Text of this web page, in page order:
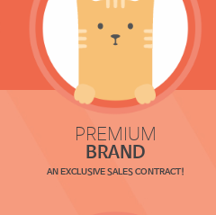
PREMIUM
BRAND
AN EXCLUSIVE SALES CONTRACT!